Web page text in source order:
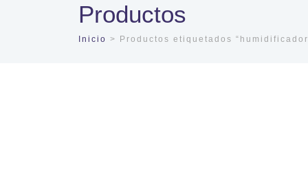
Productos
Inicio > Productos etiquetados